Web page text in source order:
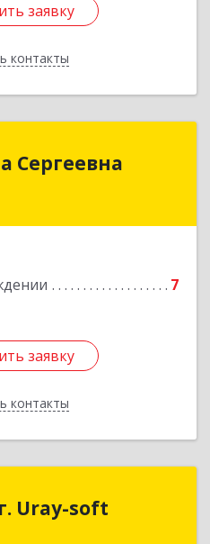
заявку
контакты
заявку
Сергеевна
7
заявку
контакты
Автономный округ
заявку
Uray-soft
Uray-soft
Автономный округ